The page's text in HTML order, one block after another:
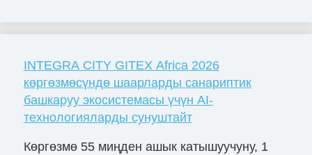
INTEGRA CITY GITEX Africa 2026
көргөзмөсүндө шаарларды санариптик
башкаруу экосистемасы үчүн AI-
технологияларды сунуштайт
Көргөзмө 55 миңден ашык катышуучуну, 1